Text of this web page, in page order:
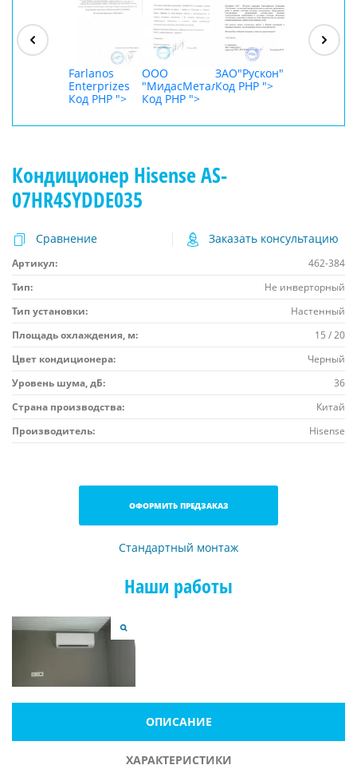
Farlanos
Enterprizes
Код PHP ">
ООО
"МидасМеталлАрт"
Код PHP ">
ЗАО"Рускон"
Код PHP ">
Кондиционер Hisense AS-
07HR4SYDDE035
Сравнение Заказать консультацию
Артикул:
462-384
Тип:
Не инверторный
Тип установки:
Настенный
Площадь охлаждения, м:
15 / 20
Цвет кондиционера:
Черный
Уровень шума, дБ:
36
Страна производства:
Китай
Производитель:
Hisense
ОФОРМИТЬ ПРЕДЗАКАЗ
Стандартный монтаж
Наши работы
ОПИСАНИЕ
ХАРАКТЕРИСТИКИ